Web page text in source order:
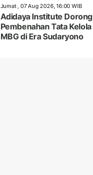
Jumat , 07 Aug 2026, 16:00 WIB
Adidaya Institute Dorong
Pembenahan Tata Kelola
MBG di Era Sudaryono